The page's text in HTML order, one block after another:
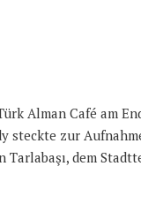
Alman Café am
steckte zur
dem